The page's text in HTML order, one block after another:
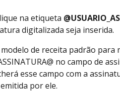
na etiqueta
digitalizada seja inserida.
de receita padrão para
no campo de
esse campo com a
por ele.